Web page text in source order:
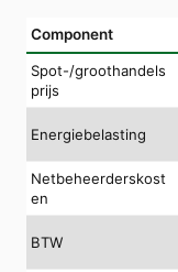
Component
Spot-/groothandels
prijs
Energiebelasting
Netbeheerderskost
en
BTW